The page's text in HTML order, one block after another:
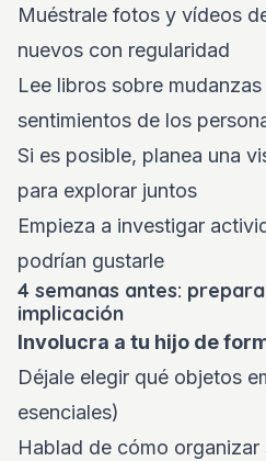
Muéstrale fotos y vídeos
nuevos con regularidad
Lee libros sobre
sentimientos de los
Si es posible, planea una
para explorar juntos
Empieza a investigar
podrían gustarle
4 semanas antes:
implicación
Involucra a tu hijo de
Déjale elegir qué objetos
esenciales)
Hablad de cómo